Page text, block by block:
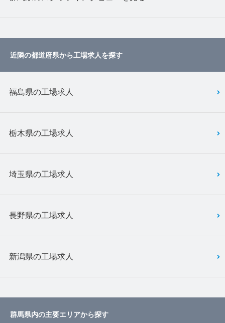
近隣の都道府県から工場求人を探す
福島県の工場求人
栃木県の工場求人
埼玉県の工場求人
長野県の工場求人
新潟県の工場求人
群馬県内の主要エリアから探す